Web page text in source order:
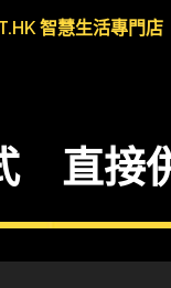
智慧生活專門店
直接